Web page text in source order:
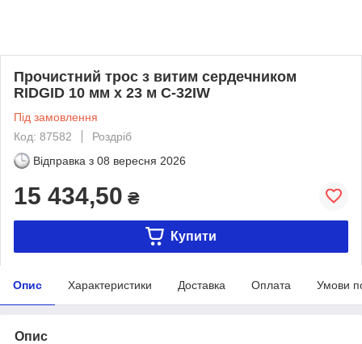
Прочистний трос з витим сердечником
RIDGID 10 мм x 23 м C-32IW
Під замовлення
Код: 87582
Роздріб
Відправка з 08 вересня 2026
15 434,50 ₴
Купити
Опис Характеристики Доставка Оплата Умови
Опис